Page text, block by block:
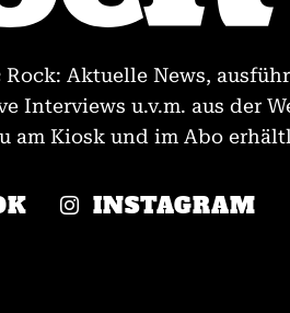
Rock: Aktuelle News,
Interviews u.v.m. aus der
am Kiosk und im Abo
INSTAGRAM